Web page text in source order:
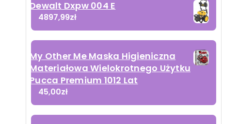
Dewalt Dxpw 004 E
4897,99zł
My Other Me Maska Higieniczna
Materiałowa Wielokrotnego Użytku
Pucca Premium 1012 Lat
45,00zł